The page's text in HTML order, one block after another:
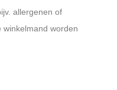
allergenen of
worden